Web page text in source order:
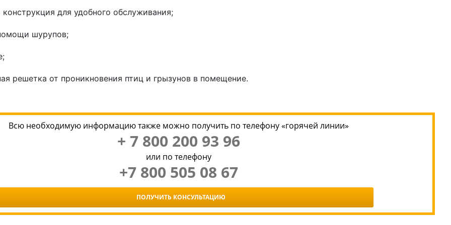
для удобного обслуживания;
шурупов;
решетка от проникновения птиц и грызунов в помещение.
Всю необходимую информацию также можно получить по телефону «горячей линии»
+ 7 800 200 93 96
или по телефону
+7 800 505 08 67
ПОЛУЧИТЬ КОНСУЛЬТАЦИЮ